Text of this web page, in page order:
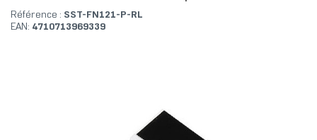
Référence : SST-FN121-P-RL
EAN: 4710713969339